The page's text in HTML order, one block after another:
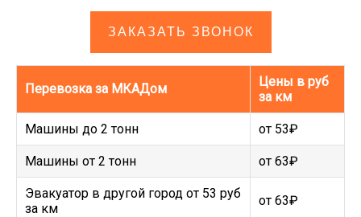
ЗАКАЗАТЬ ЗВОНОК
Перевозка за МКАДом
Цены в руб
за км
Машины до 2 тонн от 53₽
Машины от 2 тонн от 63₽
Эвакуатор в другой город от 53 руб
за км
от 63₽